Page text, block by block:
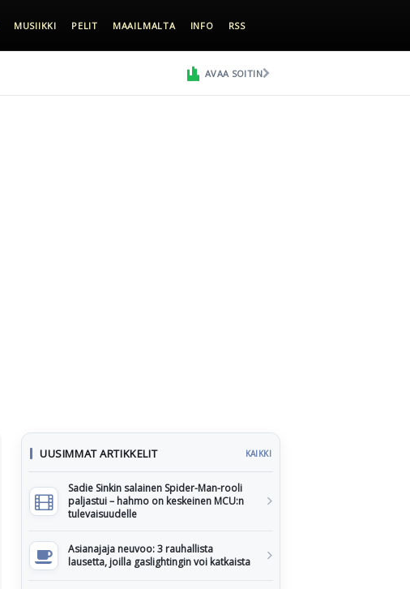
MUSIIKKI PELIT MAAILMALTA INFO RSS
AVAA SOITIN
UUSIMMAT ARTIKKELIT KAIKKI
Sadie Sinkin salainen Spider-Man-rooli
paljastui – hahmo on keskeinen MCU:n
tulevaisuudelle
Asianajaja neuvoo: 3 rauhallista
lausetta, joilla gaslightingin voi katkaista